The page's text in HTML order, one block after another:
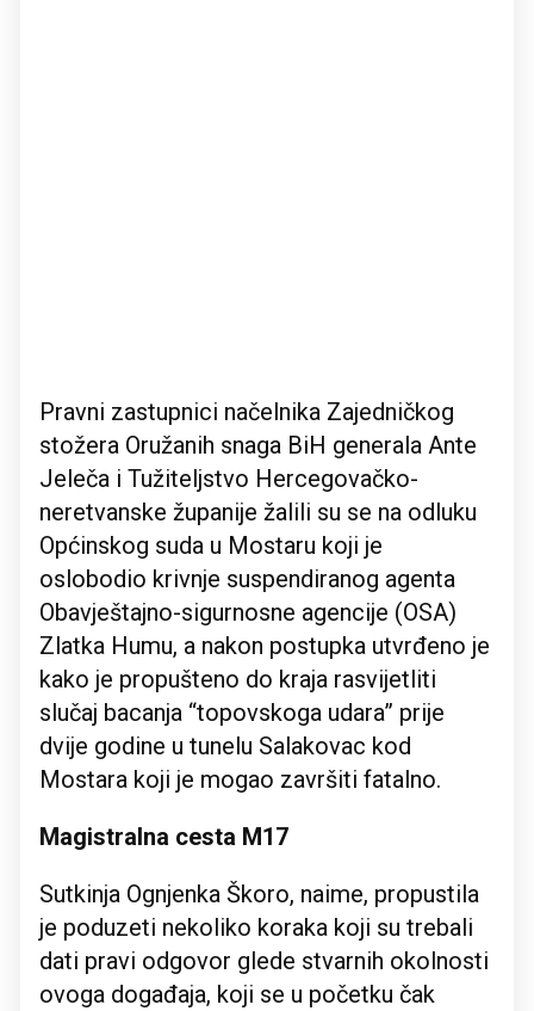
Pravni zastupnici načelnika Zajedničkog
stožera Oružanih snaga BiH generala Ante
Jeleča i Tužiteljstvo Hercegovačko-
neretvanske županije žalili su se na odluku
Općinskog suda u Mostaru koji je
oslobodio krivnje suspendiranog agenta
Obavještajno-sigurnosne agencije (OSA)
Zlatka Humu, a nakon postupka utvrđeno je
kako je propušteno do kraja rasvijetliti
slučaj bacanja “topovskoga udara” prije
dvije godine u tunelu Salakovac kod
Mostara koji je mogao završiti fatalno.
Magistralna cesta M17
Sutkinja Ognjenka Škoro, naime, propustila
je poduzeti nekoliko koraka koji su trebali
dati pravi odgovor glede stvarnih okolnosti
ovoga događaja, koji se u početku čak